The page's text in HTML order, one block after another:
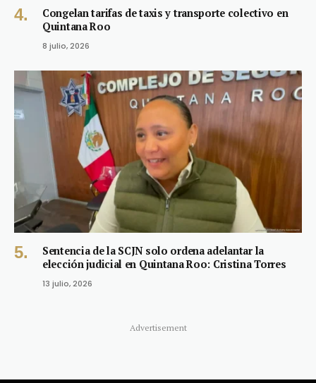
Congelan tarifas de taxis y transporte colectivo en
Quintana Roo
8 julio, 2026
Sentencia de la SCJN solo ordena adelantar la
elección judicial en Quintana Roo: Cristina Torres
13 julio, 2026
Advertisement